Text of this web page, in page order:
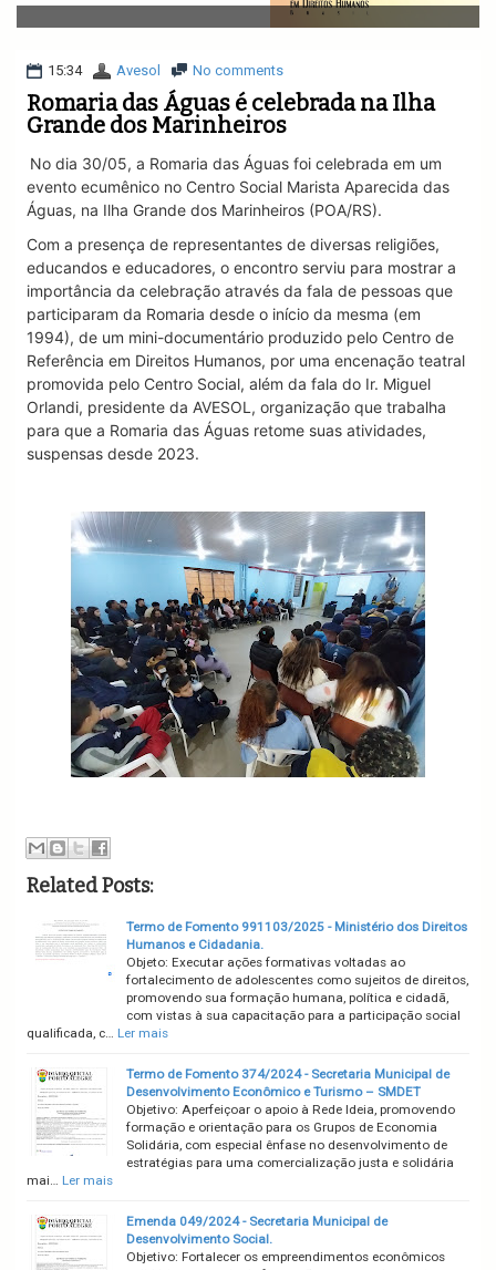
v
i
a
o
15:34 Avesol No comments
Romaria das Águas é celebrada na Ilha
Grande dos Marinheiros
No dia 30/05, a Romaria das Águas foi celebrada em um
evento ecumênico no Centro Social Marista Aparecida das
Águas, na Ilha Grande dos Marinheiros (POA/RS).
Com a presença de representantes de diversas religiões,
educandos e educadores, o encontro serviu para mostrar a
importância da celebração através da fala de pessoas que
participaram da Romaria desde o início da mesma (em
1994), de um mini-documentário produzido pelo Centro de
Referência em Direitos Humanos, por uma encenação teatral
promovida pelo Centro Social, além da fala do Ir. Miguel
Orlandi, presidente da AVESOL, organização que trabalha
para que a Romaria das Águas retome suas atividades,
suspensas desde 2023.
Related Posts:
Termo de Fomento 991103/2025 - Ministério dos Direitos
Humanos e Cidadania.
Objeto: Executar ações formativas voltadas ao
fortalecimento de adolescentes como sujeitos de direitos,
promovendo sua formação humana, política e cidadã,
com vistas à sua capacitação para a participação social
qualificada, c… Ler mais
Termo de Fomento 374/2024 - Secretaria Municipal de
Desenvolvimento Econômico e Turismo – SMDET
Objetivo: Aperfeiçoar o apoio à Rede Ideia, promovendo
formação e orientação para os Grupos de Economia
Solidária, com especial ênfase no desenvolvimento de
estratégias para uma comercialização justa e solidária
mai… Ler mais
Emenda 049/2024 - Secretaria Municipal de
Desenvolvimento Social.
Objetivo: Fortalecer os empreendimentos econômicos